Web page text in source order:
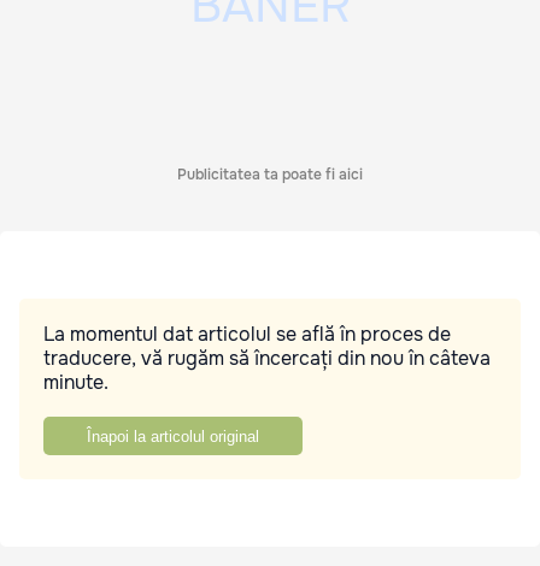
Publicitatea ta poate fi aici
La momentul dat articolul se află în proces de
traducere, vă rugăm să încercați din nou în câteva
minute.
Înapoi la articolul original